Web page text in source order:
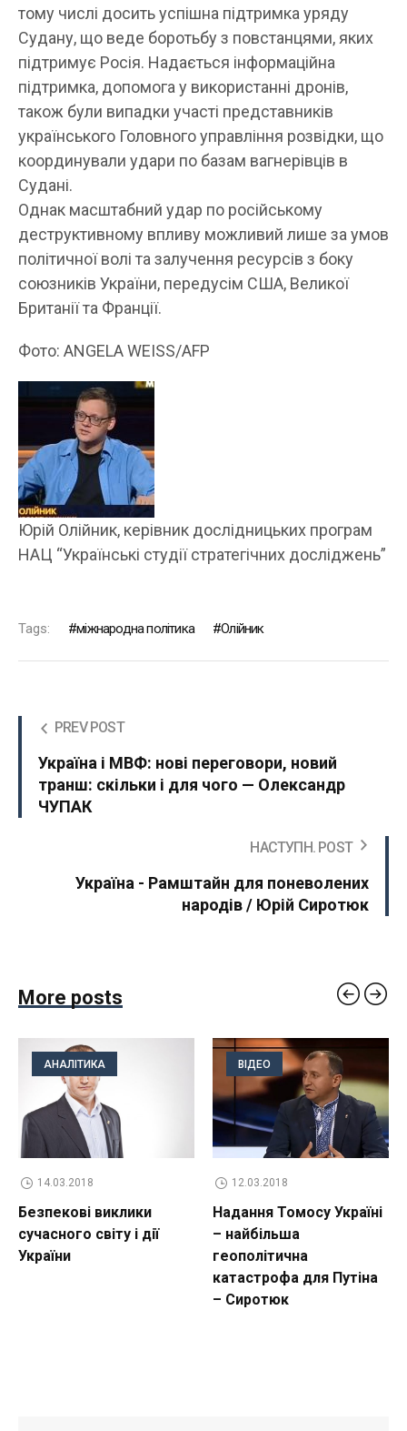
тому числі досить успішна підтримка уряду
Судану, що веде боротьбу з повстанцями, яких
підтримує Росія. Надається інформаційна
підтримка, допомога у використанні дронів,
також були випадки участі представників
українського Головного управління розвідки, що
координували удари по базам вагнерівців в
Судані.
Однак масштабний удар по російському
деструктивному впливу можливий лише за умов
політичної волі та залучення ресурсів з боку
союзників України, передусім США, Великої
Британії та Франції.
Фото: ANGELA WEISS/AFP
Юрій Олійник, керівник дослідницьких програм
НАЦ “Українські студії стратегічних досліджень”
Tags: міжнародна політика Олійник
PREV POST
Україна і МВФ: нові переговори, новий
транш: скільки і для чого — Олександр
ЧУПАК
НАСТУПН. POST
Україна - Рамштайн для поневолених
народів / Юрій Сиротюк
More posts
АНАЛІТИКА
14.03.2018
Безпекові виклики
сучасного світу і дії
України
ВІДЕО
12.03.2018
Надання Томосу Україні
– найбільша
геополітична
катастрофа для Путіна
– Сиротюк